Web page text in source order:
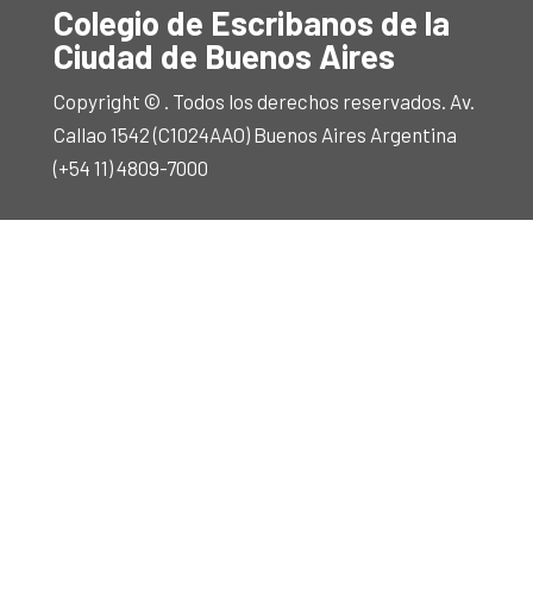
Colegio de Escribanos de la
Ciudad de Buenos Aires
Copyright © . Todos los derechos reservados. Av.
Callao 1542 (C1024AAO) Buenos Aires Argentina
(+54 11) 4809-7000